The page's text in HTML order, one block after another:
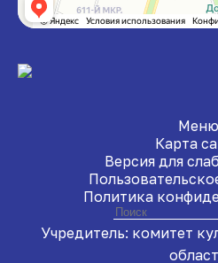
Учредитель: комитет
Меню
Карта
Версия для
Политика